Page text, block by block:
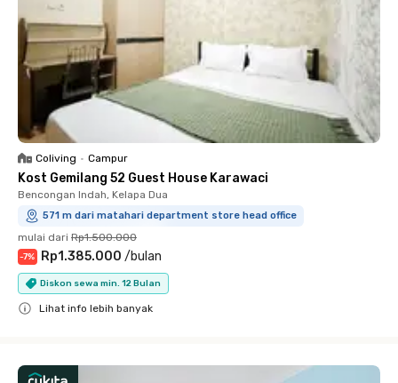
Coliving • Campur
Kost Gemilang 52 Guest House Karawaci
Bencongan Indah, Kelapa Dua
571 m dari matahari department store head office
mulai dari Rp1.500.000
-7% Rp1.385.000 /bulan
Diskon sewa min. 12 Bulan
Lihat info lebih banyak